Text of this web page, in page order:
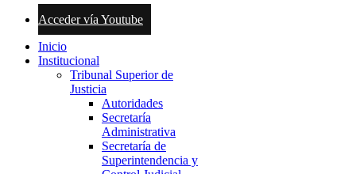
Acceder vía Youtube
Inicio
Institucional
Tribunal Superior de
Justicia
Autoridades
Secretaría
Administrativa
Secretaría de
Superintendencia y